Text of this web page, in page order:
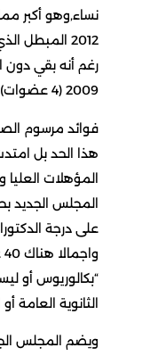
نساء,وهو أكبر مما
2012 المبطل الذي
رغم أنه بقي دون
فوائد مرسوم الصوت
هذا الحد بل امتدت
المؤهلات العليا وذوي
المجلس الجديد بحسب
واجمالا
“بكالوريوس أو
الثانوية العامة أو